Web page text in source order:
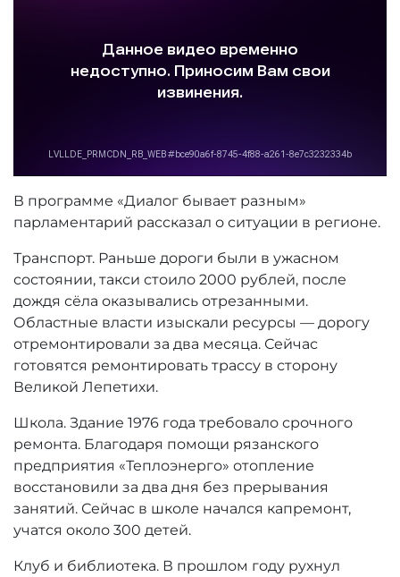
В программе «Диалог бывает разным»
парламентарий рассказал о ситуации в регионе.
Транспорт. Раньше дороги были в ужасном
состоянии, такси стоило 2000 рублей, после
дождя сёла оказывались отрезанными.
Областные власти изыскали ресурсы — дорогу
отремонтировали за два месяца. Сейчас
готовятся ремонтировать трассу в сторону
Великой Лепетихи.
Школа. Здание 1976 года требовало срочного
ремонта. Благодаря помощи рязанского
предприятия «Теплоэнерго» отопление
восстановили за два дня без прерывания
занятий. Сейчас в школе начался капремонт,
учатся около 300 детей.
Клуб и библиотека. В прошлом году рухнул